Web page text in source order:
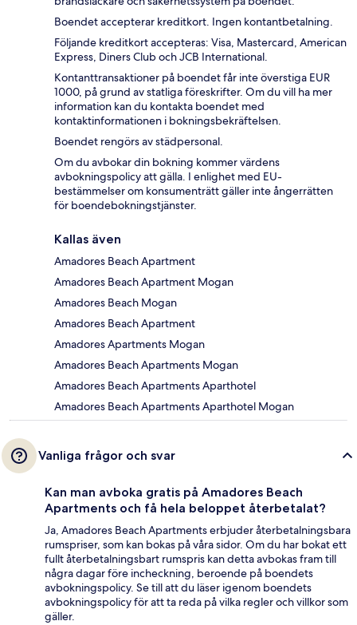
Boendet accepterar kreditkort. Ingen kontantbetalning.
Följande kreditkort accepteras: Visa, Mastercard, American
Express, Diners Club och JCB International.
Kontanttransaktioner på boendet får inte överstiga EUR
1000, på grund av statliga föreskrifter. Om du vill ha mer
information kan du kontakta boendet med
kontaktinformationen i bokningsbekräftelsen.
Boendet rengörs av städpersonal.
Om du avbokar din bokning kommer värdens
avbokningspolicy att gälla. I enlighet med EU-
bestämmelser om konsumenträtt gäller inte ångerrätten
för boendebokningstjänster.
Kallas även
Amadores Beach Apartment
Amadores Beach Apartment Mogan
Amadores Beach Mogan
Amadores Beach Apartment
Amadores Apartments Mogan
Amadores Beach Apartments Mogan
Amadores Beach Apartments Aparthotel
Amadores Beach Apartments Aparthotel Mogan
Vanliga frågor och svar
Kan man avboka gratis på Amadores Beach
Apartments och få hela beloppet återbetalat?
Ja, Amadores Beach Apartments erbjuder återbetalningsbara
rumspriser, som kan bokas på våra sidor. Om du har bokat ett
fullt återbetalningsbart rumspris kan detta avbokas fram till
några dagar före incheckning, beroende på boendets
avbokningspolicy. Se till att du läser igenom boendets
avbokningspolicy för att ta reda på vilka regler och villkor som
gäller.